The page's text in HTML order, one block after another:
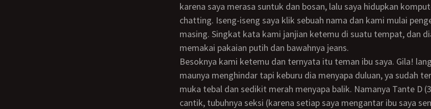
karena saya merasa suntuk dan bosan, lalu saya hidupkan
chatting. Iseng-iseng saya klik sebuah nama dan kami mulai
masing. Singkat kata kami janjian ketemu di suatu tempat, dan
memakai pakaian putih dan bawahnya jeans.
Besoknya kami ketemu dan ternyata itu teman ibu saya. Gila! langsung saja saya
maunya menghindar tapi keburu dia menyapa duluan, ya sudah
muka tebal dan sedikit merah menyapa balik. Namanya Tante D
cantik, tubuhnya seksi (karena setiap saya mengantar ibu saya